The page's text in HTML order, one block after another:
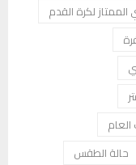
الممتاز لكرة القدم
العام
حالة الطقس